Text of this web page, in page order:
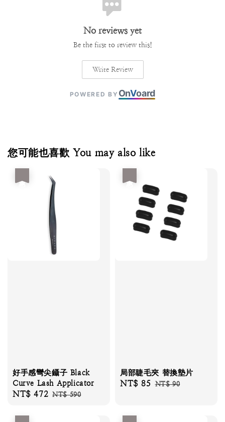
No reviews yet
Be the first to review this!
Write Review
POWERED BY OnVoard
您可能也喜歡 You may also like
好手感彎尖鑷子 Black
Curve Lash Applicator
Sale
NT$ 472 Regular
NT$ 590
局部睫毛夾 替換墊片
Sale
NT$ 85 Regular
NT$ 90